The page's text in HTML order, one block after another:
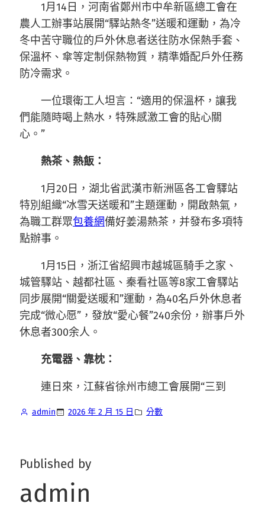
1月14日，河南省鄭州市中牟新區總工會在
農人工辦事站展開“驛站熱冬”送暖和運動，為冷
冬中苦守職位的戶外休息者送往防水保熱手套、
保溫杯、傘等定制保熱物質，精準婚配戶外任務
防冷需求。
一位環衛工人坦言：“適用的保溫杯，讓我
們能隨時喝上熱水，特殊感激工會的貼心關
心。”
熱茶、熱飯：
1月20日，湖北省武漢市新洲區各工會驛站
特別組織“冰雪天送暖和”主題運動，開啟熱氣，
為職工群眾包養網備好姜湯熱茶，并發布多項特
點辦事。
1月15日，浙江省紹興市越城區騎手之家、
城管驛站、越都社區、秦看社區等8家工會驛站
同步展開“關愛送暖和”運動，為40名戶外休息者
完成“微心愿”，發放“愛心餐”240余份，辦事戶外
休息者300余人。
充電器、靠枕：
連日來，江蘇省徐州市總工會展開“三到
admin 2026 年 2 月 15 日 分數
Published by
admin